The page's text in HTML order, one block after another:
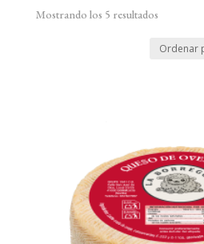
Mostrando los 5 resultadosOrdenado